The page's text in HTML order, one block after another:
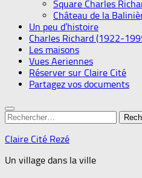
Square Charles
Château de la
Un peu d’histoire
Charles Richard (1922-
Les maisons
Vues Aeriennes
Réserver sur Claire Cité
Partagez vos documents
Rechercher :
Claire Cité Rezé
Un village dans la ville